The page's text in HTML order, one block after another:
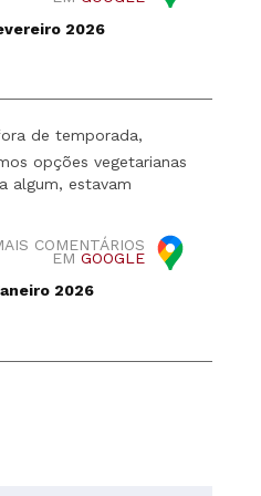
2026
de temporada,
opções vegetarianas
algum, estavam
COMENTÁRIOS
EM GOOGLE
2026